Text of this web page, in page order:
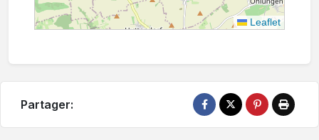
Leaflet
Partager: